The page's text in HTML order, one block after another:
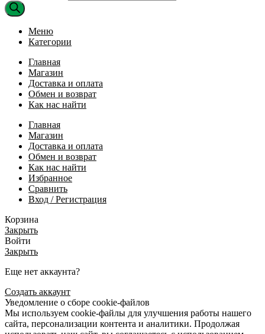
Меню
Категории
Главная
Магазин
Доставка и оплата
Обмен и возврат
Как нас найти
Главная
Магазин
Доставка и оплата
Обмен и возврат
Как нас найти
Избранное
Сравнить
Вход / Регистрация
Корзина
Закрыть
Войти
Закрыть
Еще нет аккаунта?
Создать аккаунт
Уведомление о сборе cookie-файлов
Мы используем cookie-файлы для улучшения работы нашего
сайта, персонализации контента и аналитики. Продолжая